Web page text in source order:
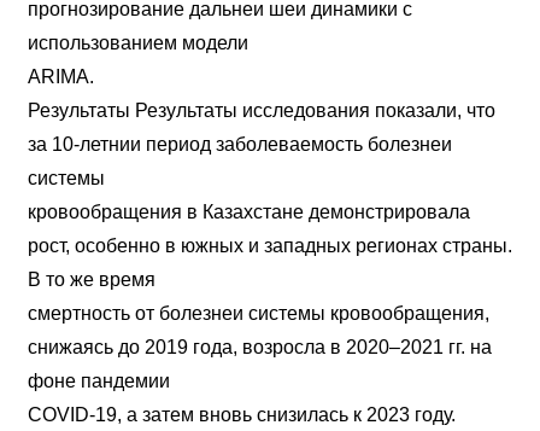
прогнозирование дальнеи шеи динамики с
использованием модели
ARIMA.
Результаты Результаты исследования показали, что
за 10-летнии период заболеваемость болезнеи
системы
кровообращения в Казахстане демонстрировала
рост, особенно в южных и западных регионах страны.
В то же время
смертность от болезнеи системы кровообращения,
снижаясь до 2019 года, возросла в 2020–2021 гг. на
фоне пандемии
COVID-19, а затем вновь снизилась к 2023 году.